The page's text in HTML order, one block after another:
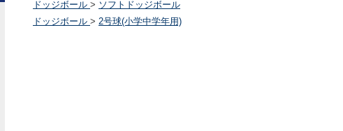
ドッジボール > ソフトドッジボール
ドッジボール > 2号球(小学中学年用)